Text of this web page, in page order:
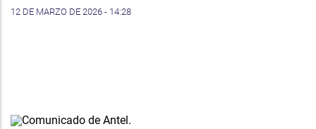
12 DE MARZO DE 2026 - 14:28